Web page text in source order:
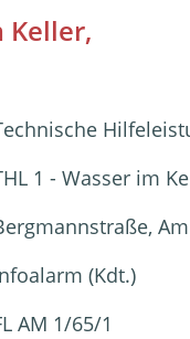
Keller,
1 - Wasser im
(Kdt.)
AM 1/65/1